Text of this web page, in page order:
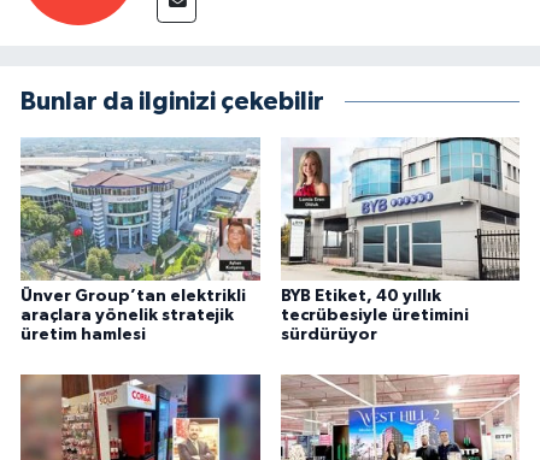
Bunlar da ilginizi çekebilir
Ünver Group’tan elektrikli
araçlara yönelik stratejik
üretim hamlesi
BYB Etiket, 40 yıllık
tecrübesiyle üretimini
sürdürüyor